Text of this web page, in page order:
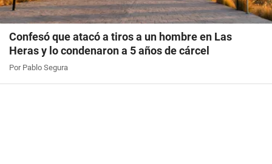
Confesó que atacó a tiros a un hombre en Las
Heras y lo condenaron a 5 años de cárcel
Por Pablo Segura